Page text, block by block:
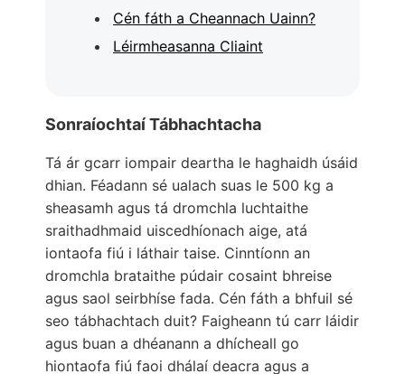
Cén fáth a Cheannach Uainn?
Léirmheasanna Cliaint
Sonraíochtaí Tábhachtacha
Tá ár gcarr iompair deartha le haghaidh úsáid
dhian. Féadann sé ualach suas le 500 kg a
sheasamh agus tá dromchla luchtaithe
sraithadhmaid uiscedhíonach aige, atá
iontaofa fiú i láthair taise. Cinntíonn an
dromchla brataithe púdair cosaint bhreise
agus saol seirbhíse fada. Cén fáth a bhfuil sé
seo tábhachtach duit? Faigheann tú carr láidir
agus buan a dhéanann a dhícheall go
hiontaofa fiú faoi dhálaí deacra agus a